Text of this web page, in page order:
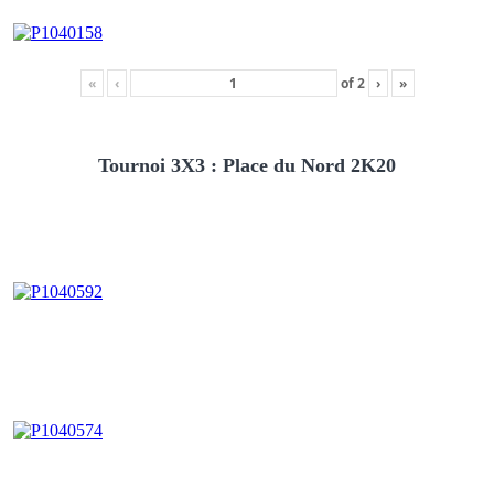
« ‹ of2 › »
Tournoi 3X3 : Place du Nord 2K20